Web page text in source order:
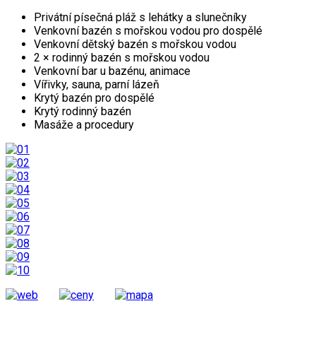
Privátní písečná pláž s lehátky a slunečníky
Venkovní bazén s mořskou vodou pro dospělé
Venkovní dětský bazén s mořskou vodou
2 × rodinný bazén s mořskou vodou
Venkovní bar u bazénu, animace
Vířivky, sauna, parní lázeň
Krytý bazén pro dospělé
Krytý rodinný bazén
Masáže a procedury